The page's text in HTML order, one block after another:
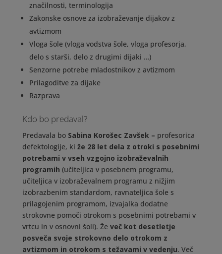
značilnosti, terminologija
Zakonske osnove za izobraževanje dijakov z
avtizmom
Vloga šole (vloga vodstva šole, vloga profesorja,
delo s starši, delo z drugimi dijaki …)
Senzorne potrebe mladostnikov z avtizmom
Prilagoditve za dijake
Razprava
Kdo bo predaval?
Predavala bo Sabina Korošec Zavšek – profesorica
defektologije, ki že 28 let dela z otroki s posebnimi
potrebami v vseh vzgojno izobraževalnih
programih (učiteljica v posebnem programu,
učiteljica v izobraževalnem programu z nižjim
izobrazbenim standardom, ravnateljica šole s
prilagojenim programom, izvajalka dodatne
strokovne pomoči otrokom s posebnimi potrebami v
vrtcu in v osnovni šoli). Že več kot desetletje
posveča svoje strokovno delo otrokom z
avtizmom in otrokom s težavami v vedenju. Več